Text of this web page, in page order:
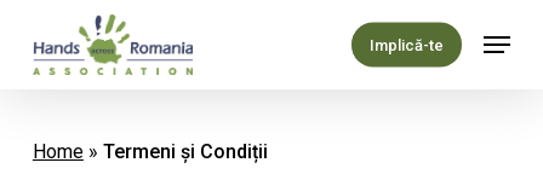
main
Implică-te
Menu
Home» Termeni și Condiții